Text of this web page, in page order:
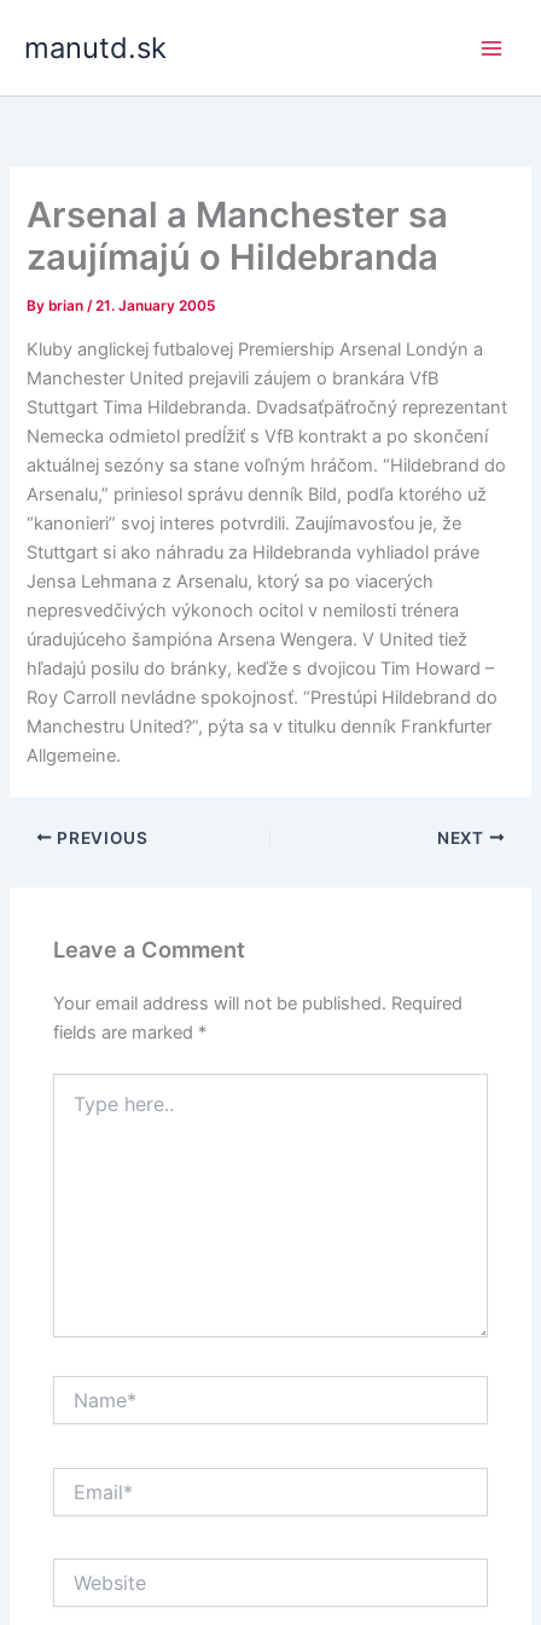
manutd.sk
Arsenal a Manchester sa
zaujímajú o Hildebranda
By brian/21. January 2005
Kluby anglickej futbalovej Premiership Arsenal Londýn a
Manchester United prejavili záujem o brankára VfB
Stuttgart Tima Hildebranda. Dvadsaťpäťročný reprezentant
Nemecka odmietol predĺžiť s VfB kontrakt a po skončení
aktuálnej sezóny sa stane voľným hráčom. “Hildebrand do
Arsenalu,” priniesol správu denník Bild, podľa ktorého už
“kanonieri” svoj interes potvrdili. Zaujímavosťou je, že
Stuttgart si ako náhradu za Hildebranda vyhliadol práve
Jensa Lehmana z Arsenalu, ktorý sa po viacerých
nepresvedčivých výkonoch ocitol v nemilosti trénera
úradujúceho šampióna Arsena Wengera. V United tiež
hľadajú posilu do bránky, keďže s dvojicou Tim Howard –
Roy Carroll nevládne spokojnosť. “Prestúpi Hildebrand do
Manchestru United?”, pýta sa v titulku denník Frankfurter
Allgemeine.
PREVIOUS NEXT
Leave a Comment
Your email address will not be published. Required
fields are marked *
here..